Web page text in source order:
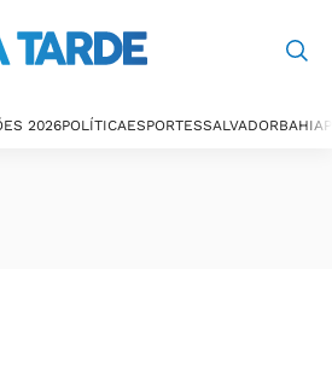
2026POLÍTICAESPORTESSALVADORBAHIA